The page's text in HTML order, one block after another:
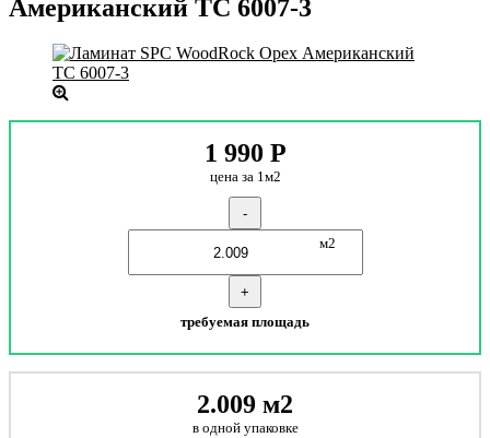
Американский TC 6007-3
1 990 Р
цена за 1м2
-
м2
+
требуемая площадь
2.009 м2
в одной упаковке